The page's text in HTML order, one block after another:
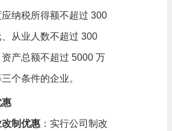
纳税所得额不超过 300
从业人数不超过 300
资产总额不超过 5000 万
个条件的企业。
制优惠：实行公司制改